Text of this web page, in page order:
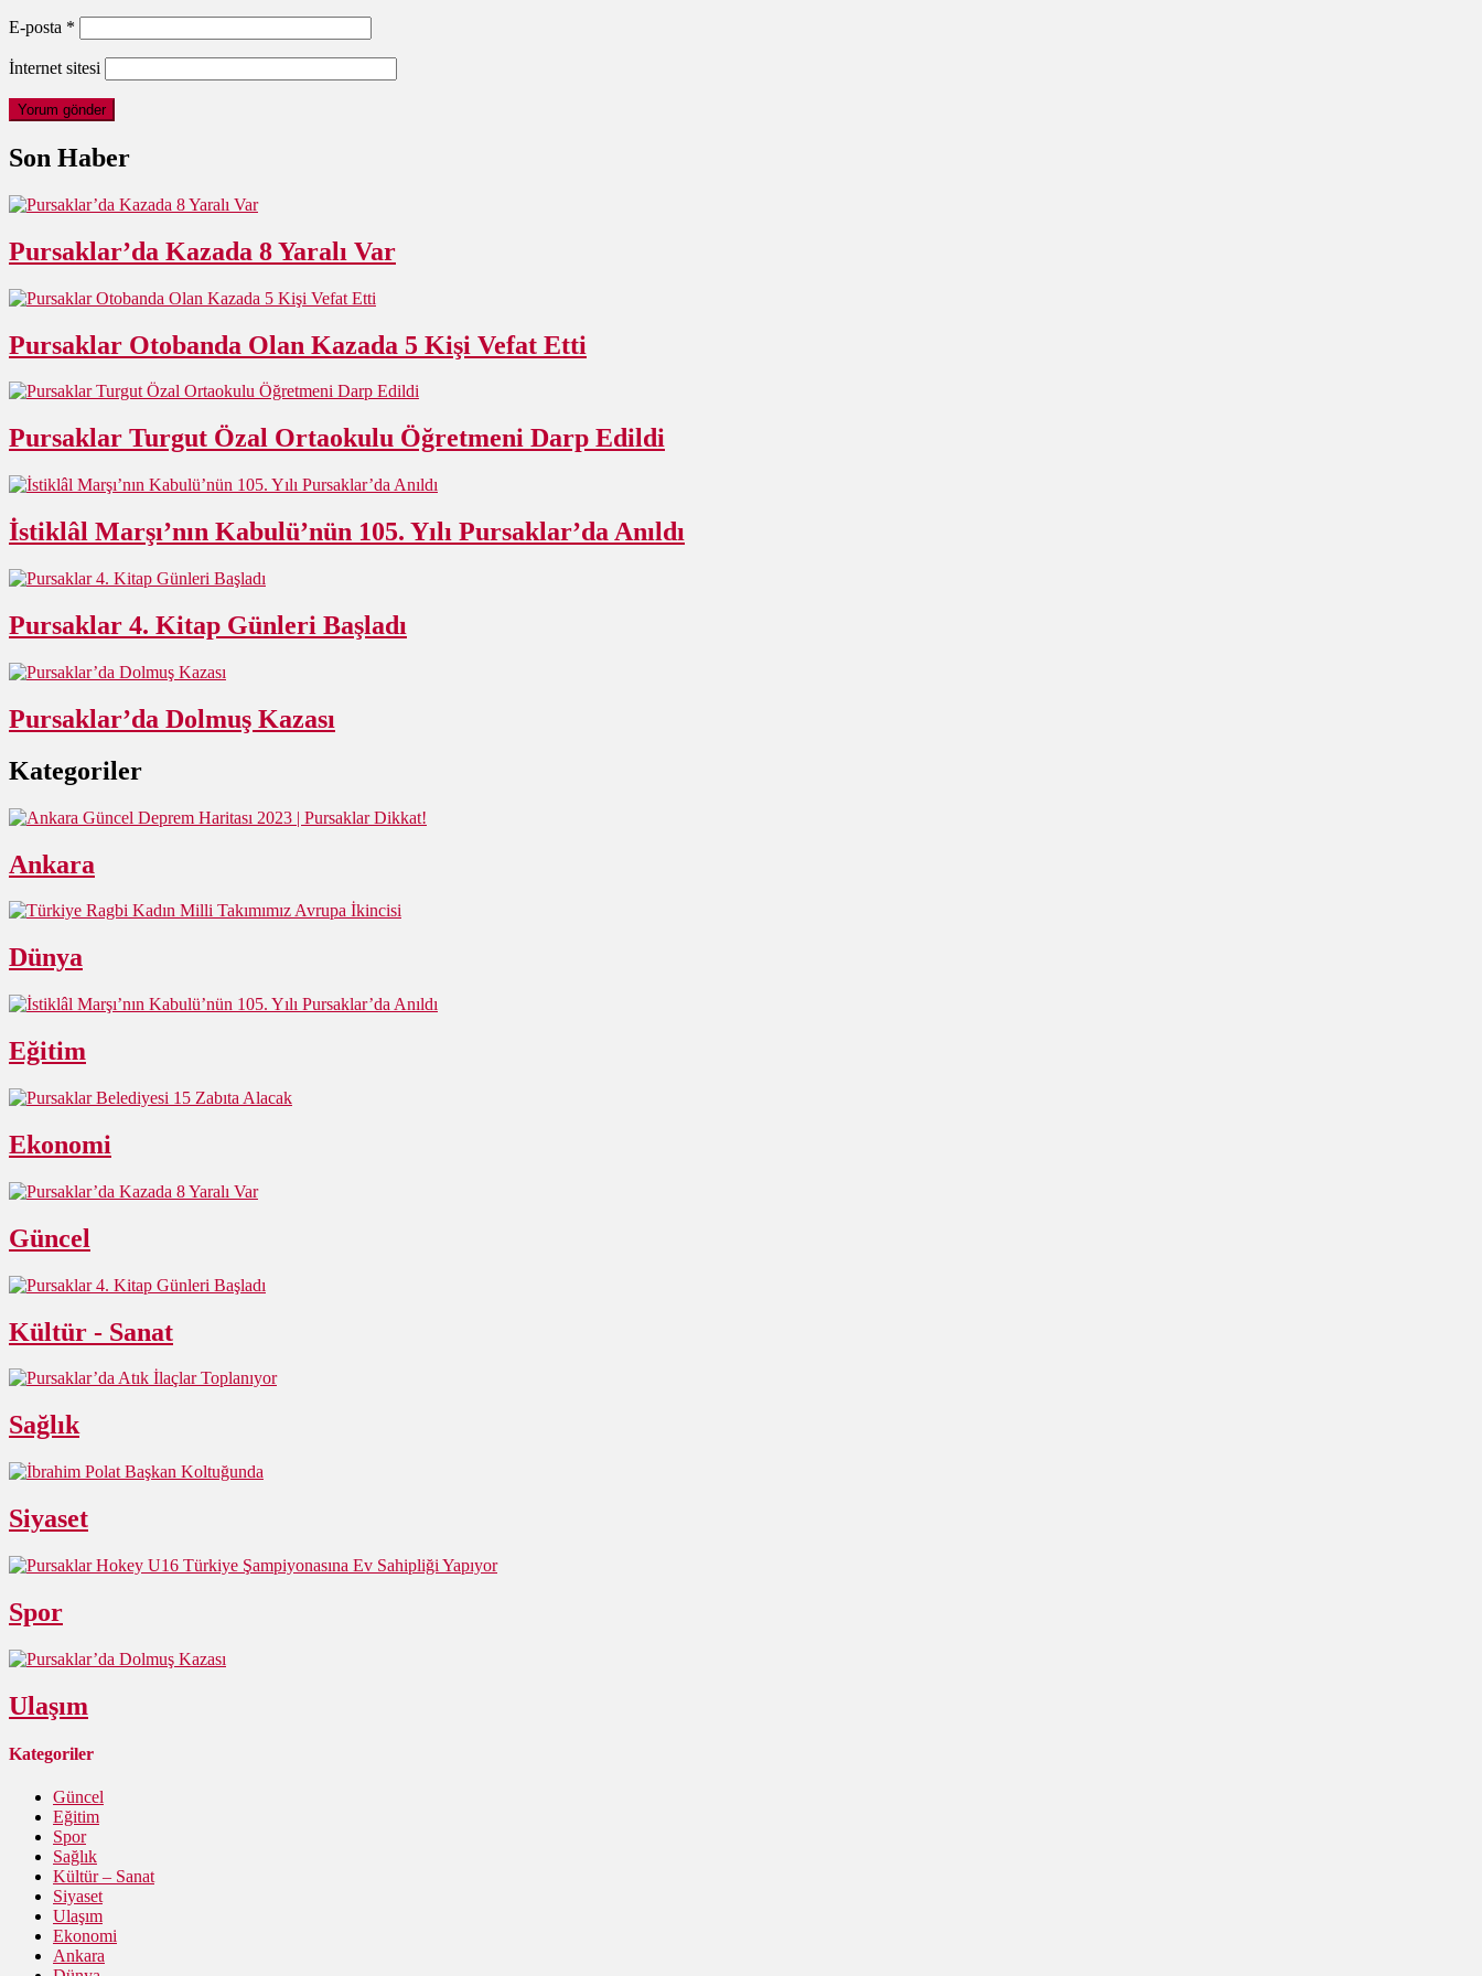
E-posta *
İnternet sitesi
Son Haber
Pursaklar’da Kazada 8 Yaralı Var
Pursaklar Otobanda Olan Kazada 5 Kişi Vefat Etti
Pursaklar Turgut Özal Ortaokulu Öğretmeni Darp Edildi
İstiklâl Marşı’nın Kabulü’nün 105. Yılı Pursaklar’da Anıldı
Pursaklar 4. Kitap Günleri Başladı
Pursaklar’da Dolmuş Kazası
Kategoriler
Ankara
Dünya
Eğitim
Ekonomi
Güncel
Kültür - Sanat
Sağlık
Siyaset
Spor
Ulaşım
Kategoriler
Güncel
Eğitim
Spor
Sağlık
Kültür – Sanat
Siyaset
Ulaşım
Ekonomi
Ankara